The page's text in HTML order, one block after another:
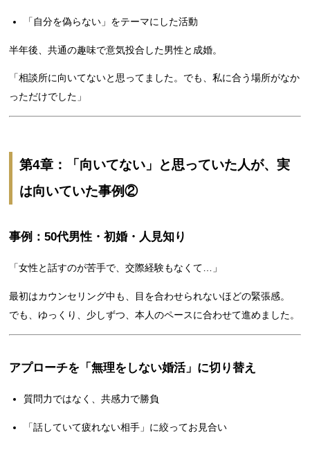
「自分を偽らない」をテーマにした活動
半年後、共通の趣味で意気投合した男性と成婚。
「相談所に向いてないと思ってました。でも、私に合う場所がなか
っただけでした」
第4章：「向いてない」と思っていた人が、実
は向いていた事例②
事例：50代男性・初婚・人見知り
「女性と話すのが苦手で、交際経験もなくて…」
最初はカウンセリング中も、目を合わせられないほどの緊張感。
でも、ゆっくり、少しずつ、本人のペースに合わせて進めました。
アプローチを「無理をしない婚活」に切り替え
質問力ではなく、共感力で勝負
「話していて疲れない相手」に絞ってお見合い